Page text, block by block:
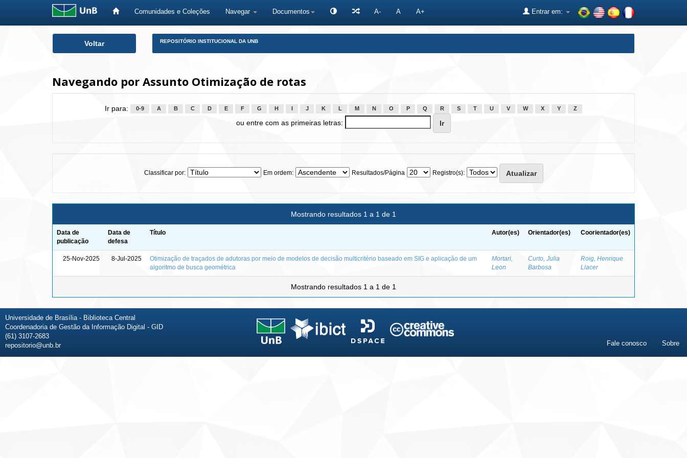
Comunidades e Coleções Navegar Documentos A- A A+ Entrar em:
Voltar REPOSITÓRIO INSTITUCIONAL DA UNB
Navegando por Assunto Otimização de rotas
Ir para: 0-9 A B C D E F G H J K L M N O P Q R S T U V W X Y Z
ou entre com as primeiras letras:
Classificar por: Em ordem: Resultados/Página Registro(s):
Mostrando resultados 1 a 1 de 1
Data de
publicação
Data de
defesa
Título Autor(es) Orientador(es) Coorientador(es)
25-Nov-2025 8-Jul-2025
Otimização de traçados de adutoras por meio de modelos de decisão multicritério baseado em SIG e aplicação de um
algoritmo de busca geométrica
Mortari,
Leon
Curto, Julia
Barbosa
Roig, Henrique
Llacer
Mostrando resultados 1 a 1 de 1
Universidade de Brasília - Biblioteca Central
Coordenadoria de Gestão da Informação Digital - GID
(61) 3107-2683
repositorio@unb.br
Fale conosco Sobre